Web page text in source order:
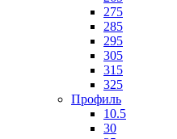
275
285
295
305
315
325
Профиль
10.5
30